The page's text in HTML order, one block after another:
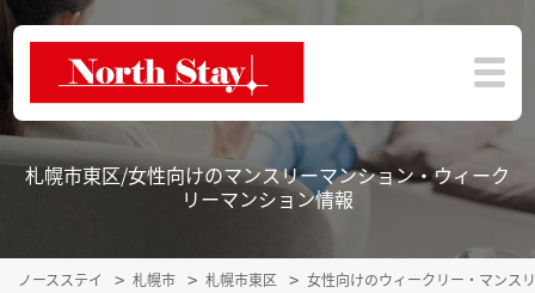
札幌市東区/女性向けのマンスリーマンション・ウィーク
リーマンション情報
ノースステイ 札幌市 札幌市東区 女性向けのウィークリー・マンス